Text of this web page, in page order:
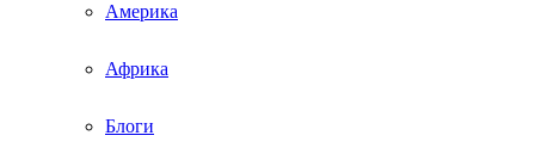
Америка
Африка
Блоги